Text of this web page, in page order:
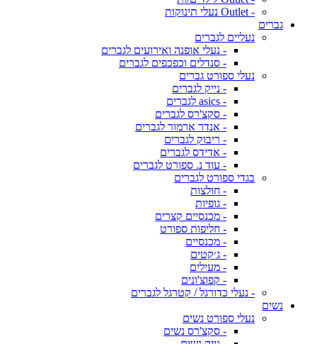
- Outlet נעלי תינוקות
גברים
נעליים לגברים
- נעלי אופנה ואירועים לגברים
- סנדלים וכפכפים לגברים
נעלי ספורט גברים
- נייק לגברים
- asics לגברים
- סקצ'רס לגברים
- אנדר ארמור לגברים
- ריבוק לגברים
- אדידס לגברים
- עוד נ. ספורט לגברים
בגדי ספורט לגברים
- חולצות
- גופיות
- מכנסיים קצרים
- חליפות ספורט
- מכנסיים
- ג׳קטים
- מעילים
- קפוצ'ונים
- נעלי כדורגל / קטרגל לגברים
נשים
נעלי ספורט נשים
- סקצ'רס נשים